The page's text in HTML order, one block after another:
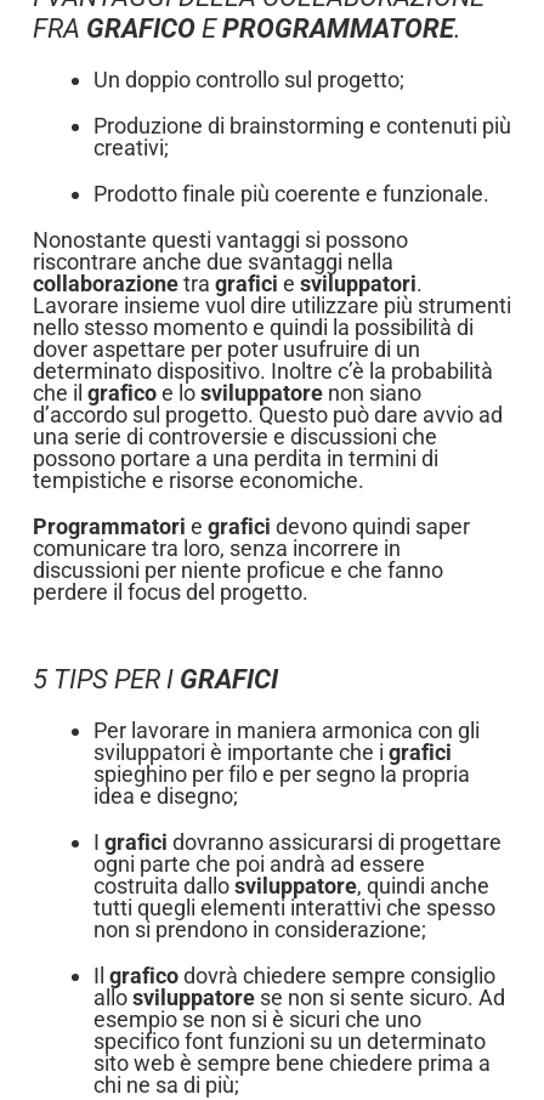
FRA GRAFICO EPROGRAMMATORE.
Un doppio controllo sul progetto;
Produzione di brainstorming e contenuti più
creativi;
Prodotto finale più coerente e funzionale.
Nonostante questi vantaggi si possono
riscontrare anche due svantaggi nella
collaborazionetra grafici e sviluppatori.
Lavorare insieme vuol dire utilizzare più strumenti
nello stesso momento e quindi la possibilità di
dover aspettare per poter usufruire di un
determinato dispositivo. Inoltre c’è la probabilità
che il graficoe losviluppatore non siano
d’accordo sul progetto. Questo può dare avvio ad
una serie di controversie e discussioni che
possono portare a una perdita in termini di
tempistiche e risorse economiche.
Programmatori e grafici devono quindi saper
comunicare tra loro, senza incorrere in
discussioni per niente proficue e che fanno
perdere il focus del progetto.
5 TIPS PER I GRAFICI
Per lavorare in maniera armonica con gli
sviluppatori è importante che i grafici
spieghino per filo e per segno la propria
idea e disegno;
I grafici dovranno assicurarsi di progettare
ogni parte che poi andrà ad essere
costruita dallosviluppatore, quindi anche
tutti quegli elementi interattivi che spesso
non si prendono in considerazione;
Il graficodovrà chiedere sempre consiglio
allosviluppatore se non si sente sicuro. Ad
esempio se non si è sicuri che uno
specifico font funzioni su un determinato
sito web è sempre bene chiedere prima a
chi ne sa di più;